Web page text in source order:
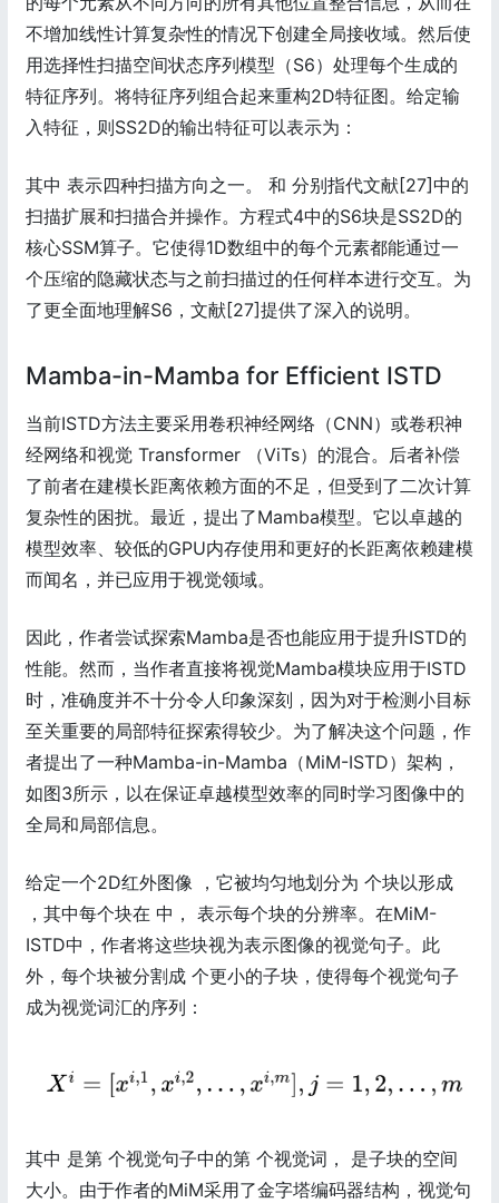
不增加线性计算复杂性的情况下创建全局接收域。然后使
用选择性扫描空间状态序列模型（S6）处理每个生成的
特征序列。将特征序列组合起来重构2D特征图。给定输
入特征，则SS2D的输出特征可以表示为：
其中 表示四种扫描方向之一。 和 分别指代文献[27]中的
扫描扩展和扫描合并操作。方程式4中的S6块是SS2D的
核心SSM算子。它使得1D数组中的每个元素都能通过一
个压缩的隐藏状态与之前扫描过的任何样本进行交互。为
了更全面地理解S6，文献[27]提供了深入的说明。
Mamba-in-Mamba for Efficient ISTD
当前ISTD方法主要采用卷积神经网络（CNN）或卷积神
经网络和视觉 Transformer （ViTs）的混合。后者补偿
了前者在建模长距离依赖方面的不足，但受到了二次计算
复杂性的困扰。最近，提出了Mamba模型。它以卓越的
模型效率、较低的GPU内存使用和更好的长距离依赖建模
而闻名，并已应用于视觉领域。
因此，作者尝试探索Mamba是否也能应用于提升ISTD的
性能。然而，当作者直接将视觉Mamba模块应用于ISTD
时，准确度并不十分令人印象深刻，因为对于检测小目标
至关重要的局部特征探索得较少。为了解决这个问题，作
者提出了一种Mamba-in-Mamba（MiM-ISTD）架构，
如图3所示，以在保证卓越模型效率的同时学习图像中的
全局和局部信息。
给定一个2D红外图像 ，它被均匀地划分为 个块以形成
，其中每个块在 中， 表示每个块的分辨率。在MiM-
ISTD中，作者将这些块视为表示图像的视觉句子。此
外，每个块被分割成 个更小的子块，使得每个视觉句子
成为视觉词汇的序列：
其中 是第 个视觉句子中的第 个视觉词， 是子块的空间
大小。由于作者的MiM采用了金字塔编码器结构，视觉句